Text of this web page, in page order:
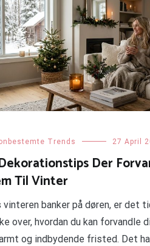
Trends 27 April
Der
Til Vinter
vinteren banker på døren, er det
over, hvordan du kan forvandle
og indbydende fristed. Det